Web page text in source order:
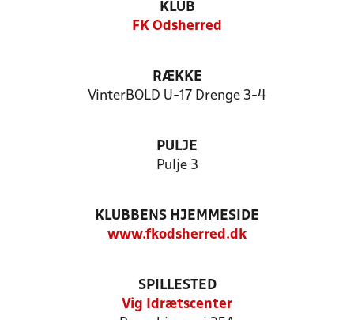
KLUB
FK Odsherred
RÆKKE
VinterBOLD U-17 Drenge 3-4
PULJE
Pulje 3
KLUBBENS HJEMMESIDE
www.fkodsherred.dk
SPILLESTED
Vig Idrætscenter